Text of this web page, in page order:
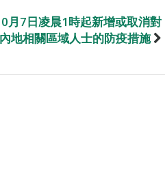
月7日凌晨1時起新增或取消對
地相關區域人士的防疫措施